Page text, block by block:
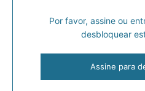
Por favor, assine ou
desbloquear
Assine para